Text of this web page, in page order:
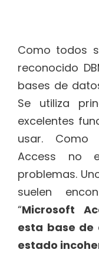
Como todos
reconocido
bases de
Se utiliza
excelentes
usar. Como
Access no
problemas.
suelen
“Microsoft
esta base de
estado